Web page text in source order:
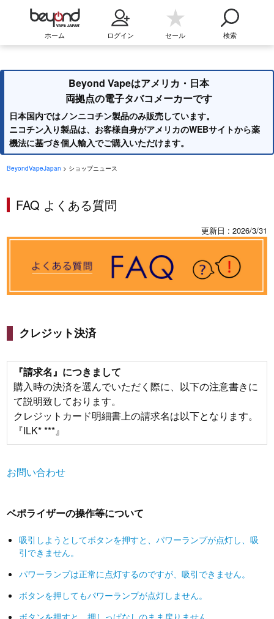
ホーム ログイン セール 検索
Beyond Vapeはアメリカ・日本
両拠点の電子タバコメーカーです
日本国内ではノンニコチン製品のみ販売しています。
ニコチン入り製品は、お客様自身がアメリカのWEBサイトから薬
機法に基づき個人輸入でご購入いただけます。
BeyondVapeJapan > ショップニュース
FAQ よくある質問
更新日 : 2026/3/31
クレジット決済
『請求名』につきまして
購入時の決済を選んでいただく際に、以下の注意書きに
て説明致しております。
クレジットカード明細書上の請求名は以下となります。
『ILK* ***』
お問い合わせ
ベポライザーの操作等について
吸引しようとしてボタンを押すと、パワーランプが点灯し、吸
引できません。
パワーランプは正常に点灯するのですが、吸引できません。
ボタンを押してもパワーランプが点灯しません。